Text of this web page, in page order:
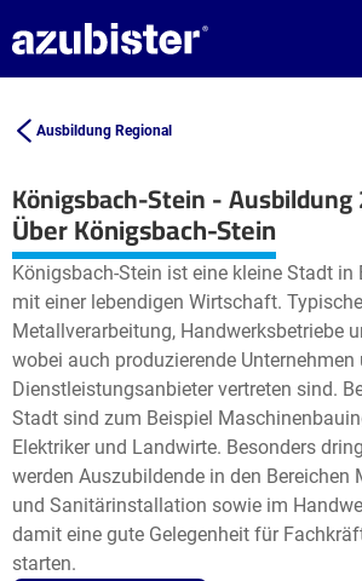
Ausbildung Regional
Königsbach-Stein -
+
−
Leaflet| ©
Über Königsbach-Stein
Königsbach-Stein ist eine kleine Stadt in
mit einer lebendigen Wirtschaft.
Metallverarbeitung, Handwerksbetriebe
wobei auch produzierende Unternehmen
Dienstleistungsanbieter vertreten sind.
Stadt sind zum Beispiel
Elektriker und Landwirte. Besonders
werden Auszubildende in den Bereichen
und Sanitärinstallation sowie im
damit eine gute Gelegenheit für
starten.